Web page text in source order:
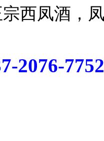
宗西凤酒
2076-7752